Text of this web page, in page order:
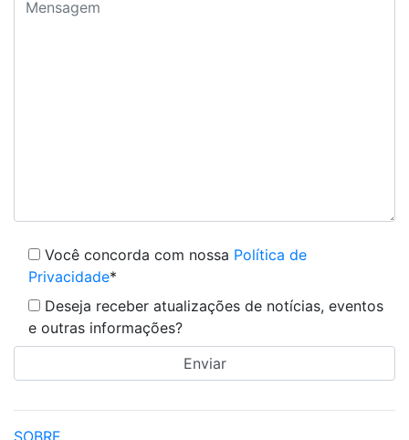
Você concorda com nossa Política de
Privacidade*
Deseja receber atualizações de notícias, eventos
e outras informações?
SOBRE